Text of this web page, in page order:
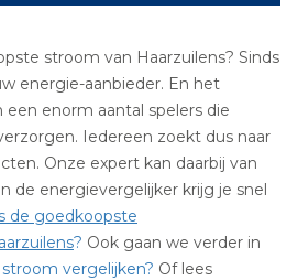
stroom van Haarzuilens? Sinds
energie-aanbieder. En het
een enorm aantal spelers die
Iedereen zoekt dus naar
Onze expert kan daarbij van
de energievergelijker krijg je snel
de goedkoopste
? Ook gaan we verder in
vergelijken? Of lees